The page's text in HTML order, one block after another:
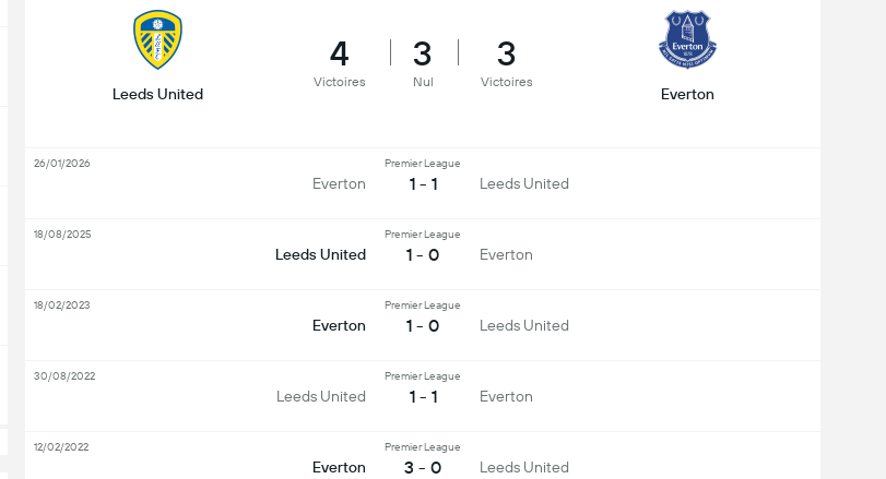
Leeds United
4
Victoires
3
Nul
3
Victoires
Everton
Everton
Premier League
1 - 1 Leeds United
26/01/2026
Leeds United
Premier League
1 - 0 Everton
18/08/2025
Everton
Premier League
1 - 0 Leeds United
18/02/2023
Leeds United
Premier League
1 - 1 Everton
30/08/2022
Everton
Premier League
3 - 0 Leeds United
12/02/2022